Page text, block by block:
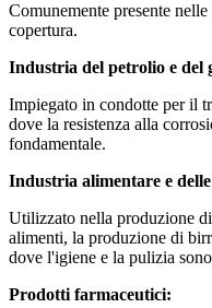
Comunemente presente
copertura.
Industria del petrolio e del
Impiegato in condotte per il
dove la resistenza alla
fondamentale.
Industria alimentare e
Utilizzato nella produzione
alimenti, la produzione di
dove l'igiene e la pulizia
Prodotti farmaceutici: